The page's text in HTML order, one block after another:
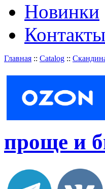
Новинки
Контакты
Главная :: Catalog ::
проще и